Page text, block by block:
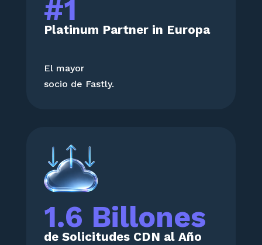
#1
Platinum Partner in Europa
El mayor
socio de Fastly.
1.6 Billones
de Solicitudes CDN al Año